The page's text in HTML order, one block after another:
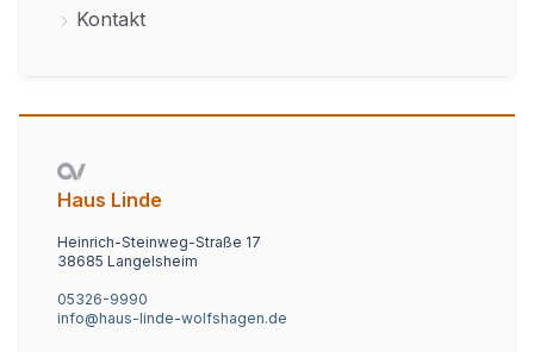
Kontakt
Haus Linde
Heinrich-Steinweg-Straße 17
38685 Langelsheim
05326-9990
info@haus-linde-wolfshagen.de